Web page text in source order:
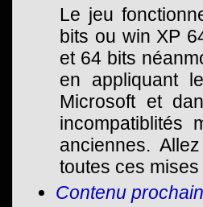
Le jeu
bits ou win XP
et 64 bits
en appliquant
Microsoft et
incompatiblités
anciennes.
toutes ces mises
Contenu